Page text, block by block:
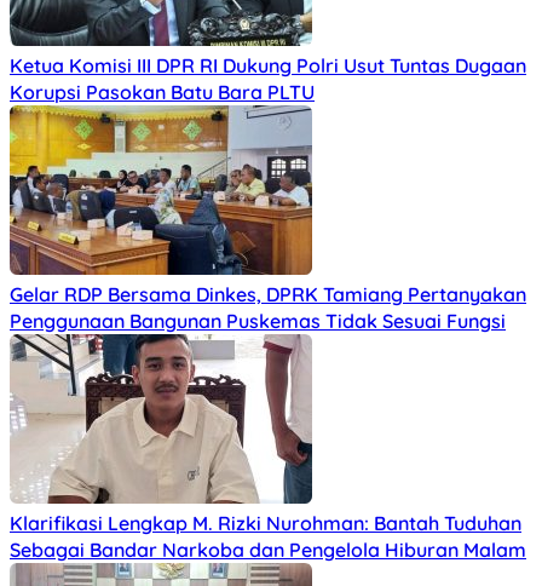
Ketua Komisi III DPR RI Dukung Polri Usut Tuntas Dugaan
Korupsi Pasokan Batu Bara PLTU
Gelar RDP Bersama Dinkes, DPRK Tamiang Pertanyakan
Penggunaan Bangunan Puskemas Tidak Sesuai Fungsi
Klarifikasi Lengkap M. Rizki Nurohman: Bantah Tuduhan
Sebagai Bandar Narkoba dan Pengelola Hiburan Malam